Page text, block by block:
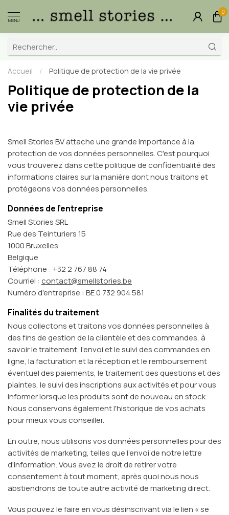
MENU
0
Accueil / Politique de protection de la vie privée
Politique de protection de la
vie privée
Smell Stories BV attache une grande importance à la
protection de vos données personnelles. C'est pourquoi
vous trouverez dans cette politique de confidentialité des
informations claires sur la manière dont nous traitons et
protégeons vos données personnelles.
Données de l'entreprise
Smell Stories SRL
Rue des Teinturiers 15
1000 Bruxelles
Belgique
Téléphone : +32 2 767 88 74
Courriel : contact@smellstories.be
Numéro d'entreprise : BE 0 732 904 581
Finalités du traitement
Nous collectons et traitons vos données personnelles à
des fins de gestion de la clientèle et des commandes, à
savoir le traitement, l'envoi et le suivi des commandes en
ligne, la facturation et la réception et le remboursement
éventuel des paiements, le traitement des questions et des
plaintes, le suivi des inscriptions aux activités et pour vous
informer lorsque les produits sont de nouveau en stock.
Nous conservons également l'historique de vos achats
pour mieux vous conseiller.
En outre, nous utilisons vos données personnelles pour des
activités de marketing, telles que l'envoi de notre lettre
d'information. Vous avez le droit de retirer votre
consentement à tout moment, après quoi nous nous
abstiendrons de toute autre activité de marketing direct.
Vous pouvez le faire en vous désinscrivant via le lien « se